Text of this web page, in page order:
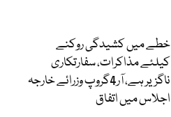
خطے میں کشیدگی روکنے
کیلئے مذاکرات، سفارتکاری
ناگزیر ہے، آر4گروپ وزرائے خارجہ
اجلاس میں اتفاق